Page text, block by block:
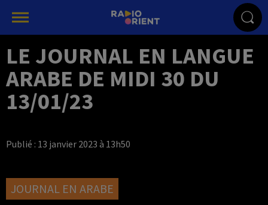
LE JOURNAL EN LANGUE
ARABE DE MIDI 30 DU
13/01/23
Publié : 13 janvier 2023 à 13h50
JOURNAL EN ARABE